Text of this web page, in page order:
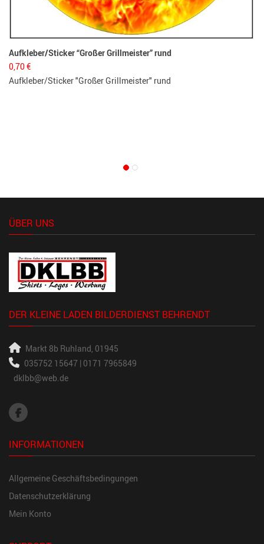
Aufkleber/Sticker “Großer Grillmeister” rund
0,70€
Aufkleber/Sticker "Großer Grillmeister" rund
ÜBER UNS
DER KLEINE LADEN BILDERDIENST BEHRENDT
Markt 8b Ruhland, 01945
035752 15647 | 0171 7965849
dklbb@web.de
INFORMATIONEN
Allgemeine Geschäftsbedingungen
Datenschutzerklärung
Mein Konto